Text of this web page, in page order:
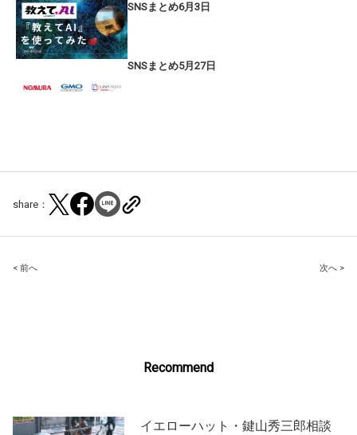
SNSまとめ6月3日
SNSまとめ5月27日
share：
Post
< 前へ 次へ >
Recommend
イエローハット・鍵山秀三郎相談